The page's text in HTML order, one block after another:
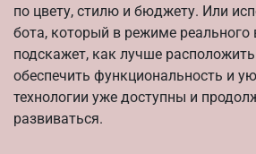
по цвету, стилю и бюджету. Или
бота, который в режиме реального
подскажет, как лучше
обеспечить функциональность и
технологии уже доступны и
развиваться.